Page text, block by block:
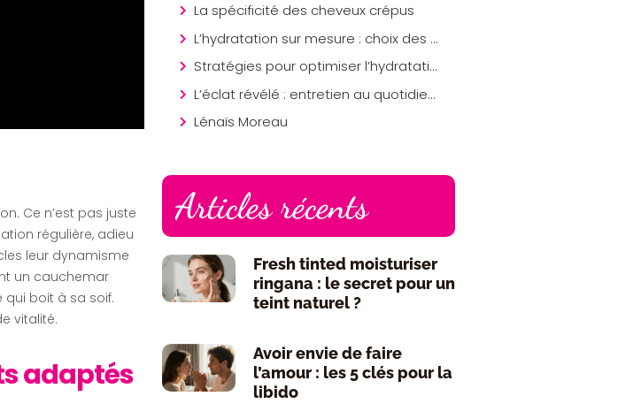
Ce n’est pas juste
régulière, adieu
leur dynamisme
un cauchemar
qui boit à sa soif.
vitalité.
adaptés
La spécificité des cheveux crépus
L’hydratation sur mesure : choix des produits adaptés
Stratégies pour optimiser l’hydratation
L’éclat révélé : entretien au quotidien des cheveux crépus
Lénaïs Moreau
Articles récents
Fresh tinted moisturiser
ringana : le secret pour un
teint naturel ?
Avoir envie de faire
l’amour : les 5 clés pour la
libido